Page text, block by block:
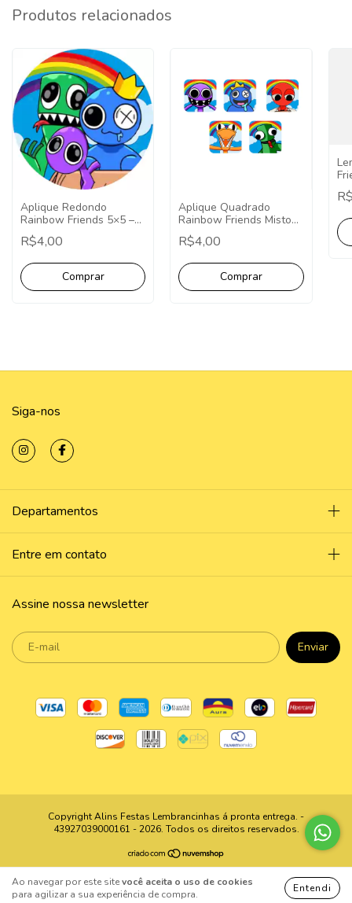
Ao navegar por este sitevocê aceita o uso de cookies
para agilizar a sua experiência de compra.
Entendi
Produtos relacionados
Aplique Redondo
Rainbow Friends 5×5 –
Pct C/ 10 unid
R$4,00
Aplique Quadrado
Rainbow Friends Misto
5×5 – Pct C/ 10 unid
R$4,00
Siga-nos
Departamentos
Entre em contato
Assine nossa newsletter
Copyright Alins Festas Lembrancinhas á pronta entrega. -
43927039000161 - 2026. Todos os direitos reservados.